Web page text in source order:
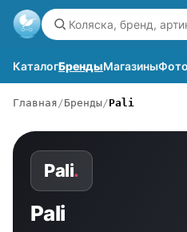
КаталогБрендыМагазиныФото
Главная Бренды Pali
Pali.
Pali